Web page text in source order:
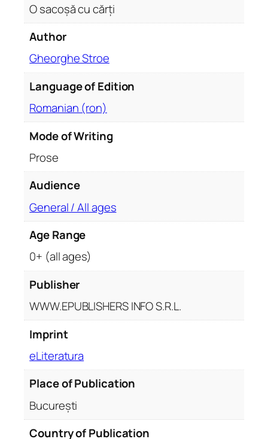
O sacoșă cu cărți
Author
Gheorghe Stroe
Language of Edition
Romanian (ron)
Mode of Writing
Prose
Audience
General / All ages
Age Range
0+ (all ages)
Publisher
WWW.EPUBLISHERS INFO S.R.L.
Imprint
eLiteratura
Place of Publication
București
Country of Publication